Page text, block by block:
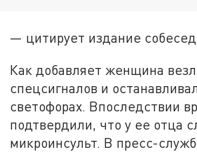
— цитирует издание
Как добавляет женщина
спецсигналов и
светофорах. Впоследствии
подтвердили, что у ее отца
микроинсульт. В пресс-